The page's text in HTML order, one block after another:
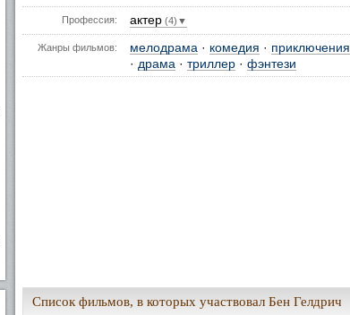
Профессия: актер (4)▼
Жанры фильмов: мелодрама · комедия · приключения
· драма · триллер · фэнтези
Список фильмов, в которых участвовал Бен Гелдрич